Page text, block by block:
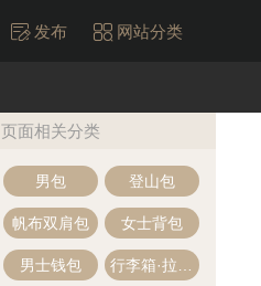
发布 网站分类
页面相关分类
男包 登山包
帆布双肩包 女士背包
男士钱包